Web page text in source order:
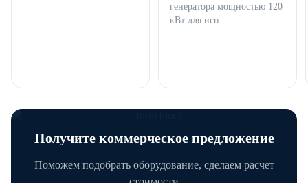
генератора мощностью 120
кВт для исп...
Получите коммерческое предложение
Поможем подобрать оборудование, сделаем расчет